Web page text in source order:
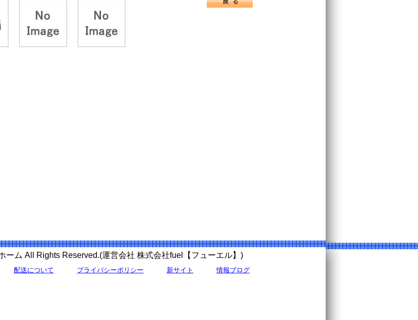
ーム All Rights Reserved.(運営会社 株式会社fuel【フューエル】)
配送について プライバシーポリシー 新サイト 情報ブログ